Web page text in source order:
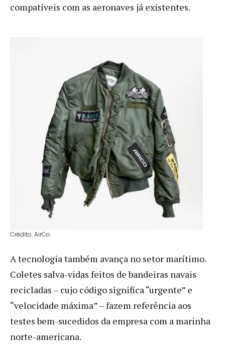
compatíveis com as aeronaves já existentes.
Crédito: AirCo
A tecnologia também avança no setor marítimo.
Coletes salva-vidas feitos de bandeiras navais
recicladas – cujo código significa “urgente” e
“velocidade máxima” – fazem referência aos
testes bem-sucedidos da empresa com a marinha
norte-americana.